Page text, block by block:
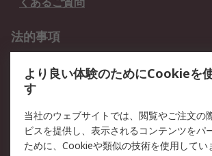
法的事項
クッキーポリシー
RSについて
会社概要
採用情報
より良い体験のためにCookieを
す
当社のウェブサイトでは、閲覧やご注文の
ビスを提供し、表示されるコンテンツをパ
ために、Cookieや類似の技術を使用してい